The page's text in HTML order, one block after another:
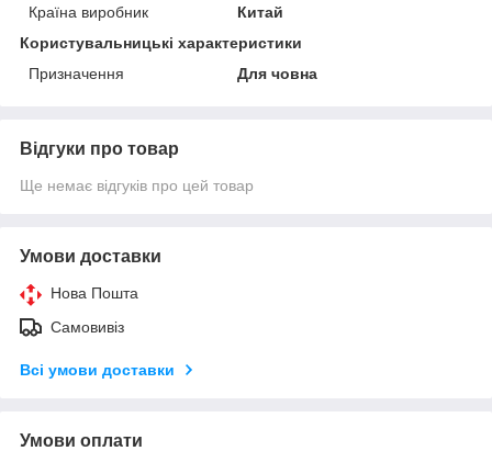
Країна виробник
Китай
Користувальницькі характеристики
Призначення
Для човна
Відгуки про товар
Ще немає відгуків про цей товар
Умови доставки
Нова Пошта
Самовивіз
Всі умови доставки
Умови оплати